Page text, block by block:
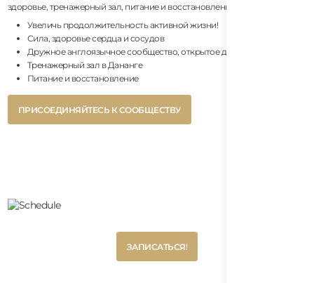
здоровье, тренажерный зал, питание и восстановление.
Увеличь продолжительность активной жизни!
Сила, здоровье сердца и сосудов
Дружное англоязычное сообщество, открытое для всех
Тренажерный зал в Дананге
Питание и восстановление
Button
ПРИСОЕДИНЯЙТЕСЬ К СООБЩЕСТВУ
ПРИСОЕДИНЯЙТЕСЬ К СООБЩЕСТВУ
Button
ЗАПИСАТЬСЯ!
ЗАПИСАТЬСЯ!